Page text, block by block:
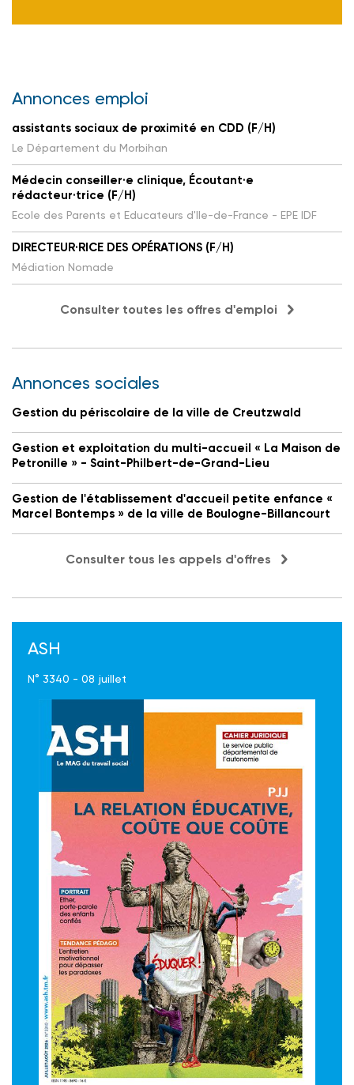
Annonces emploi
assistants sociaux de proximité en CDD (F/H)
Le Département du Morbihan
Médecin conseiller·e clinique, Écoutant·e
rédacteur·trice (F/H)
Ecole des Parents et Educateurs d'Ile-de-France - EPE IDF
DIRECTEUR·RICE DES OPÉRATIONS (F/H)
Médiation Nomade
Consulter toutes les offres d'emploi
Annonces sociales
Gestion du périscolaire de la ville de Creutzwald
Gestion et exploitation du multi-accueil « La Maison de
Petronille » - Saint-Philbert-de-Grand-Lieu
Gestion de l'établissement d'accueil petite enfance «
Marcel Bontemps » de la ville de Boulogne-Billancourt
Consulter tous les appels d'offres
ASH
N° 3340 - 08 juillet